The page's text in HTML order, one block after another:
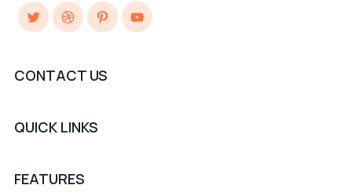
TwitterDribbblePinterestYouTube
CONTACT US
QUICK LINKS
FEATURES